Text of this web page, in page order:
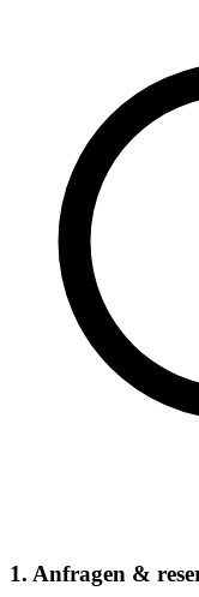
1. Anfragen &